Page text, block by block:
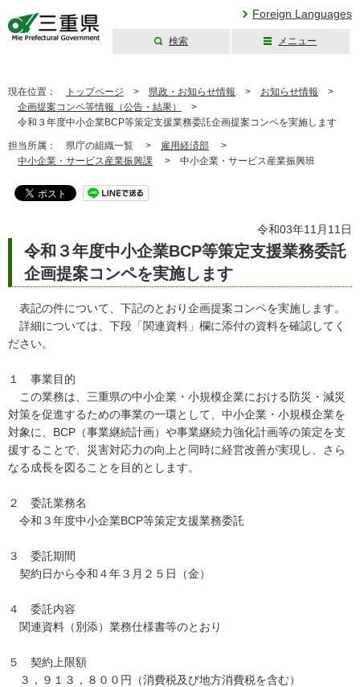
Foreign Languages
検索 メニュー
現在位置： トップページ > 県政・お知らせ情報 > お知らせ情報 >
企画提案コンペ等情報（公告・結果）
>
令和３年度中小企業BCP等策定支援業務委託企画提案コンペを実施します
担当所属： 県庁の組織一覧 > 雇用経済部 >
中小企業・サービス産業振興課 > 中小企業・サービス産業振興班
令和03年11月11日
令和３年度中小企業BCP等策定支援業務委託
企画提案コンペを実施します
表記の件について、下記のとおり企画提案コンペを実施します。
詳細については、下段「関連資料」欄に添付の資料を確認してく
ださい。
１ 事業目的
この業務は、三重県の中小企業・小規模企業における防災・減災
対策を促進するための事業の一環として、中小企業・小規模企業を
対象に、BCP（事業継続計画）や事業継続力強化計画等の策定を支
援することで、災害対応力の向上と同時に経営改善が実現し、さら
なる成長を図ることを目的とします。
２ 委託業務名
令和３年度中小企業BCP等策定支援業務委託
３ 委託期間
契約日から令和４年３月２５日（金）
４ 委託内容
関連資料（別添）業務仕様書等のとおり
５ 契約上限額
３，９１３，８００円（消費税及び地方消費税を含む）